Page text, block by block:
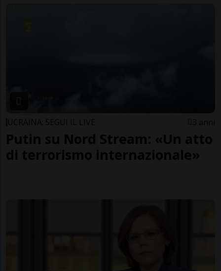
UCRAINA: SEGUI IL LIVE 3 anni
Putin su Nord Stream: «Un atto
di terrorismo internazionale»